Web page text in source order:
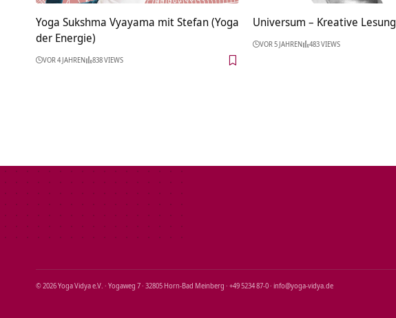
Yoga Sukshma Vyayama mit Stefan (Yoga
der Energie)
VOR 4 JAHREN 838 VIEWS
Universum – Kreative Lesung
VOR 5 JAHREN 483 VIEWS
© 2026 Yoga Vidya e.V. · Yogaweg 7 · 32805 Horn‑Bad Meinberg · +49 5234 87‑0 · info@yoga‑vidya.de